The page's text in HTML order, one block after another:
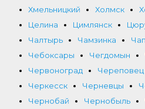
Хмельницкий
Холмск
Целина
Цимлянск
Чалтырь
Чамзинка
Чебоксары
Чегдомын
Червоноград
Череповец
Черкесск
Черневцы
Чернобай
Чернобыль